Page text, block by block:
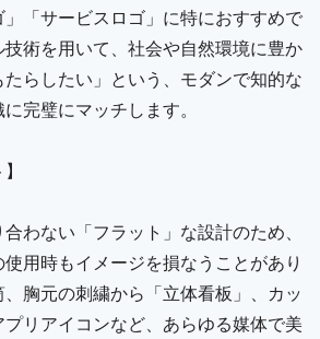
「サービスロゴ」に特におすすめで
術を用いて、社会や自然環境に豊か
らしたい」という、モダンで知的な
完璧にマッチします。
わない「フラット」な設計のため、
用時もイメージを損なうことがあり
胸元の刺繍から「立体看板」、カッ
リアイコンなど、あらゆる媒体で美